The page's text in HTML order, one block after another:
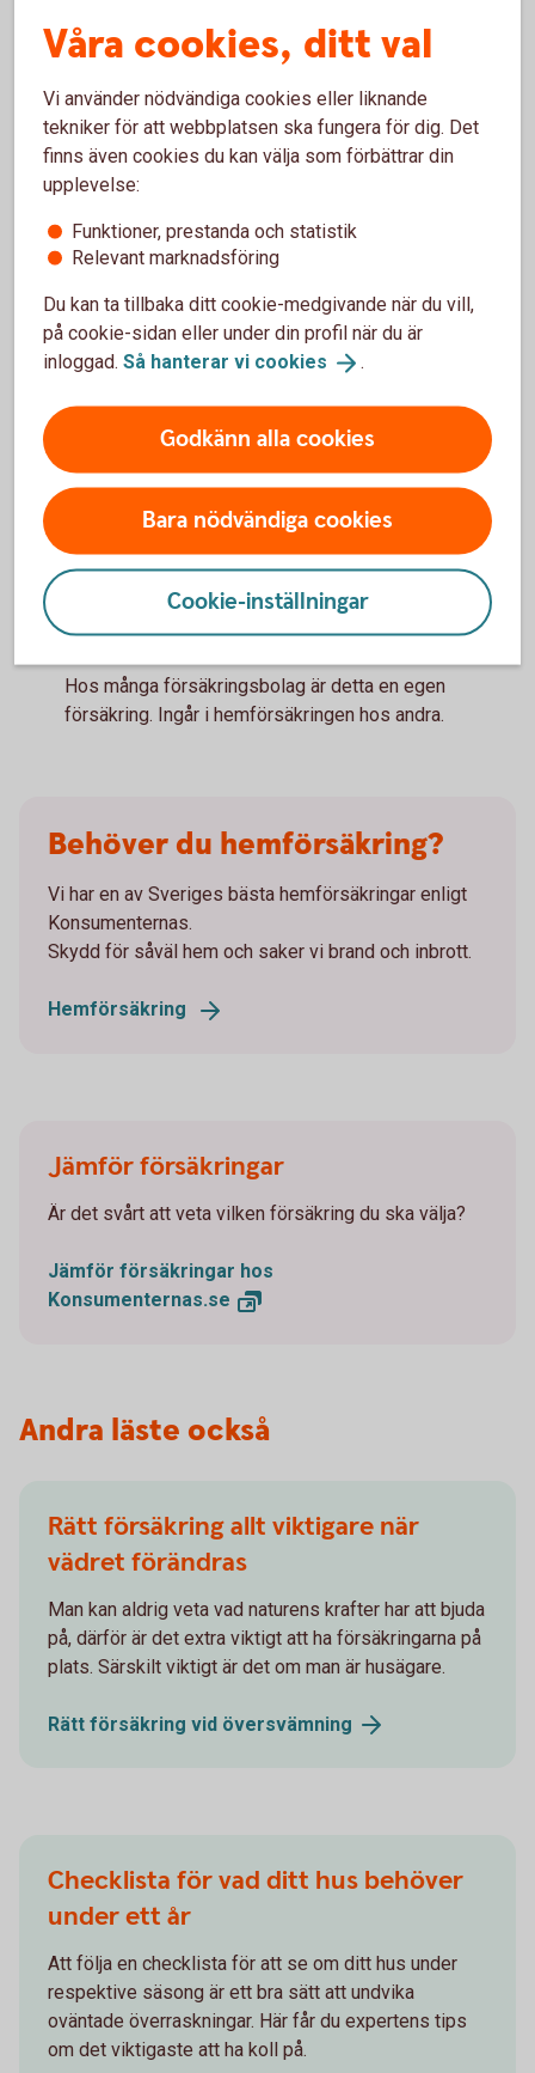
Hussvamp
Villkoren för ersättning varierar mycket mellan olika
försäkringar. Kolla upp vad som gäller för din
specifika försäkring.
Byggnad och tomtmark
Ger ersättning för stöld och skadegörelse på byggnad
och tomtmark. Se upp med avdrag för ålder.
Täcker vanligtvis avbeställning av resa eller kostnader
på resan vid akut sjukdom och olycksfall. Dessutom
men här gäller alltid en viss karenstid. Det finns
undantag gällande graviditet samt sjukdom före resan.
Reseförsäkring som ingår i hemförsäkringen täcker
vanligen en restid på max 45 dagar. Om du ska vara
borta längre behöver du teckna en förlängd
reseförsäkring. För att det förlängda reseskyddet ska
gälla måste du vanligen teckna och betala det innan
det ordinarie reseskyddet på 45 dagar upphört.
Båtförsäkring
Hos många försäkringsbolag är detta en egen
försäkring. Ingår i hemförsäkringen hos andra.
Behöver du hemförsäkring?
Vi har en av Sveriges bästa hemförsäkringar enligt
Konsumenternas.
Skydd för såväl hem och saker vi brand och inbrott.
Hemförsäkring
Jämför försäkringar
Är det svårt att veta vilken försäkring du ska välja?
Jämför försäkringar hos
Konsumenternas.se
Andra läste också
Rätt försäkring allt viktigare när
vädret förändras
Man kan aldrig veta vad naturens krafter har att bjuda
på, därför är det extra viktigt att ha försäkringarna på
plats. Särskilt viktigt är det om man är husägare.
Rätt försäkring vid översvämning
Checklista för vad ditt hus behöver
under ett år
Att följa en checklista för att se om ditt hus under
respektive säsong är ett bra sätt att undvika
oväntade överraskningar. Här får du expertens tips
om det viktigaste att ha koll på.
Våra cookies, ditt val
Vi använder nödvändiga cookies eller liknande
tekniker för att webbplatsen ska fungera för dig. Det
finns även cookies du kan välja som förbättrar din
upplevelse:
Funktioner, prestanda och statistik
Relevant marknadsföring
Du kan ta tillbaka ditt cookie-medgivande när du vill,
på cookie-sidan eller under din profil när du är
inloggad. Så hanterar vi cookies .
Godkänn alla cookies
Bara nödvändiga cookies
Cookie-inställningar